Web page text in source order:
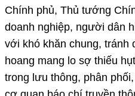
Chính phủ, Thủ tướng
doanh nghiệp, người dân
với khó khăn chung, tránh
hoang mang lo sợ thiếu
trong lưu thông, phân